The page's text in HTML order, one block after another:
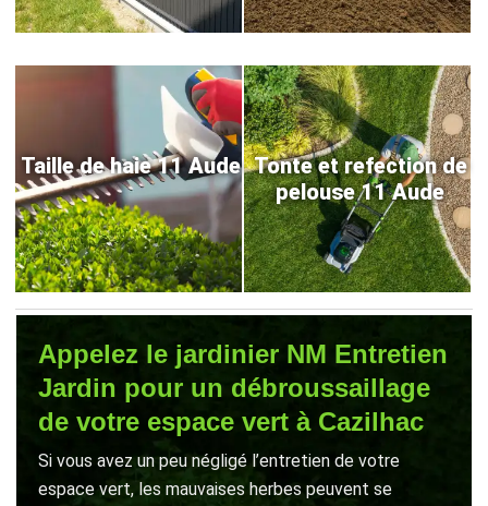
Taille de haie 11 Aude Tonte et refection de
pelouse 11 Aude
Appelez le jardinier NM Entretien
Jardin pour un débroussaillage
de votre espace vert à Cazilhac
Si vous avez un peu négligé l’entretien de votre
espace vert, les mauvaises herbes peuvent se